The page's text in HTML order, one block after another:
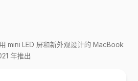
mini LED 屏和新外观设计的 MacBook
年推出